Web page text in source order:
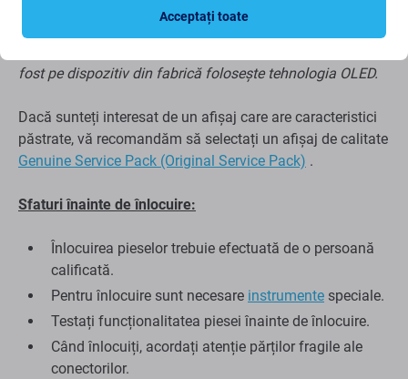
fost pe dispozitiv din fabrică folosește tehnologia OLED.
Dacă sunteți interesat de un afișaj care are caracteristici
păstrate, vă recomandăm să selectați un afișaj de calitate
Genuine Service Pack (Original Service Pack) .
Sfaturi înainte de înlocuire:
Înlocuirea pieselor trebuie efectuată de o persoană
calificată.
Pentru înlocuire sunt necesare instrumente speciale.
Testați funcționalitatea piesei înainte de înlocuire.
Când înlocuiți, acordați atenție părților fragile ale
conectorilor.
Acceptați toate